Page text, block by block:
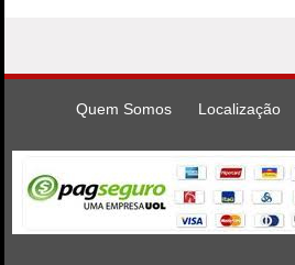
Quem Somos Localização